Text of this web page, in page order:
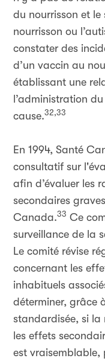
du nourrisson et
nourrisson ou
constater des
d’un vaccin au
établissant une
l’administration
cause.32,33
En 1994, Santé
consultatif sur
afin d’évaluer les
secondaires
Canada.33 Ce
surveillance de la
Le comité révise
concernant les
inhabituels
déterminer, grâce
standardisée, si la
les effets
est vraisemblable,